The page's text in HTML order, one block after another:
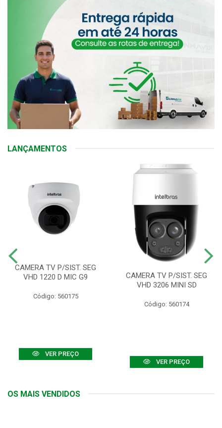
LANÇAMENTOS
CAMERA TV P/SIST. SEG
VHD 1220 D MIC G9
Código: 560175
VER PREÇO
CAMERA TV P/SIST. SEG
VHD 3206 MINI SD
Código: 560174
VER PREÇO
OS MAIS VENDIDOS